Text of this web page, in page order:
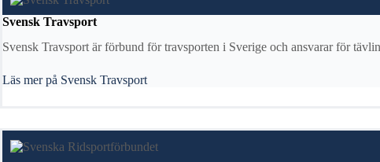
Svensk Travsport
Svensk Travsport är förbund för travsporten i Sverige och ansvarar för
Läs mer på Svensk Travsport